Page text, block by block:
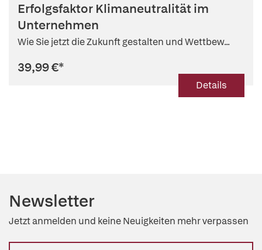
Erfolgsfaktor Klimaneutralität im
Unternehmen
Wie Sie jetzt die Zukunft gestalten und Wettbew...
39,99 €*
Details
Newsletter
Jetzt anmelden und keine Neuigkeiten mehr verpassen